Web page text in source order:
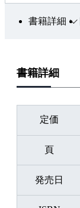
書籍詳細
書籍詳細
定価
頁
発売日